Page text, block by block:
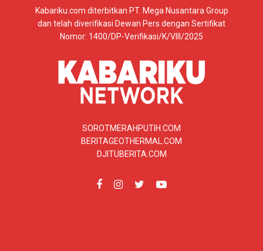
Kabariku.com diterbitkan PT. Mega Nusantara Group
dan telah diverifikasi Dewan Pers dengan Sertifikat
Nomor: 1400/DP-Verifikasi/K/VIII/2025
SOROTMERAHPUTIH.COM
BERITAGEOTHERMAL.COM
DJITUBERITA.COM